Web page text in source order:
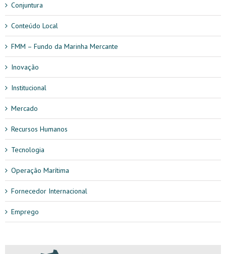
Conjuntura
Conteúdo Local
FMM – Fundo da Marinha Mercante
Inovação
Institucional
Mercado
Recursos Humanos
Tecnologia
Operação Marítima
Fornecedor Internacional
Emprego